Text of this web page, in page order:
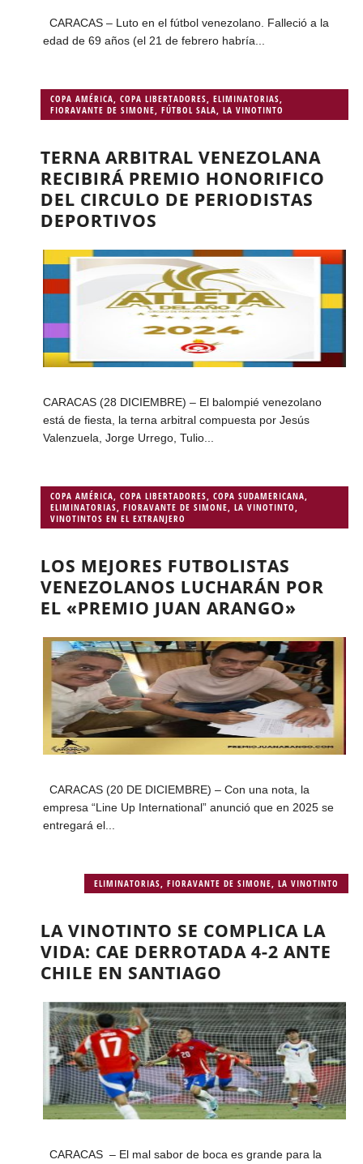
CARACAS – Luto en el fútbol venezolano. Falleció a la
edad de 69 años (el 21 de febrero habría...
COPA AMÉRICA COPA LIBERTADORES ELIMINATORIAS
FIORAVANTE DE SIMONE FÚTBOL SALA LA VINOTINTO
TERNA ARBITRAL VENEZOLANA
RECIBIRÁ PREMIO HONORIFICO
DEL CIRCULO DE PERIODISTAS
DEPORTIVOS
CARACAS (28 DICIEMBRE) – El balompié venezolano
está de fiesta, la terna arbitral compuesta por Jesús
Valenzuela, Jorge Urrego, Tulio...
COPA AMÉRICA COPA LIBERTADORES COPA SUDAMERICANA
ELIMINATORIAS FIORAVANTE DE SIMONE LA VINOTINTO
VINOTINTOS EN EL EXTRANJERO
LOS MEJORES FUTBOLISTAS
VENEZOLANOS LUCHARÁN POR
EL «PREMIO JUAN ARANGO»
CARACAS (20 DE DICIEMBRE) – Con una nota, la
empresa “Line Up International” anunció que en 2025 se
entregará el...
ELIMINATORIAS ,FIORAVANTE DE SIMONE ,LA VINOTINTO
LA VINOTINTO SE COMPLICA LA
VIDA: CAE DERROTADA 4-2 ANTE
CHILE EN SANTIAGO
CARACAS – El mal sabor de boca es grande para la